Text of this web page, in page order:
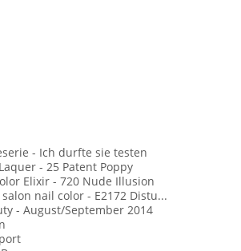
- Ich durfte sie testen
- 25 Patent Poppy
Elixir - 720 Nude Illusion
nail color - E2172 Distu...
- August/September 2014